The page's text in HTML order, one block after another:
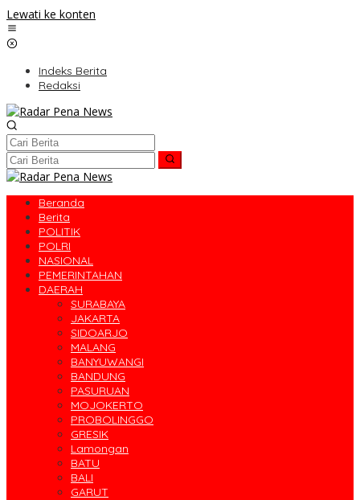
Lewati ke konten
Indeks Berita
Redaksi
Beranda
Berita
POLITIK
POLRI
NASIONAL
PEMERINTAHAN
DAERAH
SURABAYA
JAKARTA
SIDOARJO
MALANG
BANYUWANGI
BANDUNG
PASURUAN
MOJOKERTO
PROBOLINGGO
GRESIK
Lamongan
BATU
BALI
GARUT